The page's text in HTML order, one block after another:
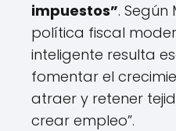
impuestos”. Según
política fiscal
inteligente resulta
fomentar el
atraer y retener
crear empleo”.